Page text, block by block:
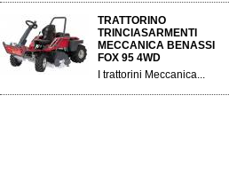
TRATTORINO
TRINCIASARMENTI
MECCANICA BENASSI
FOX 95 4WD
I trattorini Meccanica...